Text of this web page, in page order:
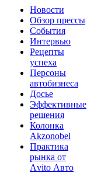
Новости
Обзор прессы
События
Интервью
Рецепты
успеха
Персоны
автобизнеса
Досье
Эффективные
решения
Колонка
Akzonobel
Практика
рынка от
Аvito Авто